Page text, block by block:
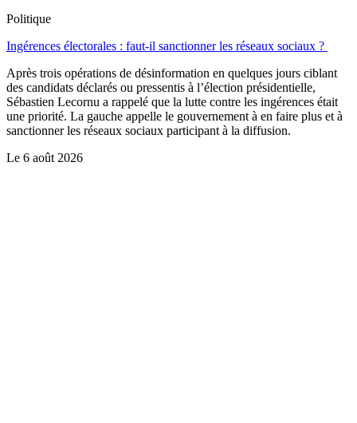
Politique
Ingérences électorales : faut-il sanctionner les réseaux sociaux ?
Après trois opérations de désinformation en quelques jours ciblant
des candidats déclarés ou pressentis à l’élection présidentielle,
Sébastien Lecornu a rappelé que la lutte contre les ingérences était
une priorité. La gauche appelle le gouvernement à en faire plus et à
sanctionner les réseaux sociaux participant à la diffusion.
Le 6 août 2026